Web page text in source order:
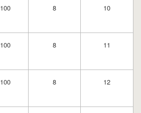
100 8 10
100 8 11
100 8 12